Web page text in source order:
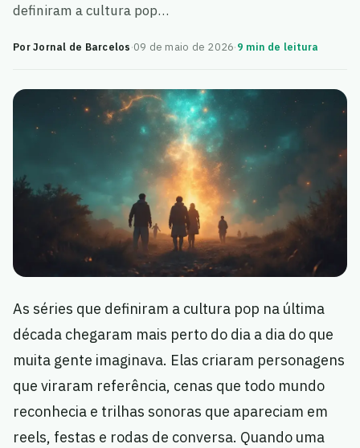
definiram a cultura pop…
Por Jornal de Barcelos·09 de maio de 2026·9 min de leitura
As séries que definiram a cultura pop na última
década chegaram mais perto do dia a dia do que
muita gente imaginava. Elas criaram personagens
que viraram referência, cenas que todo mundo
reconhecia e trilhas sonoras que apareciam em
reels, festas e rodas de conversa. Quando uma